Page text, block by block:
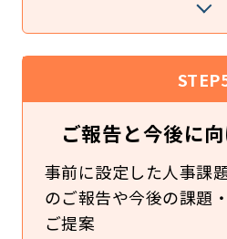
ご報告と今後に
事前に設定した人事課
のご報告や今後の課題
ご提案